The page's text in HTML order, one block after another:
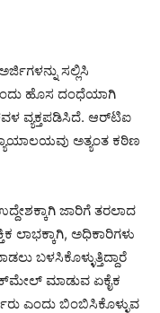
ಸಲ್ಲಿಸಿ
ಹೊಸ ದಂಧೆಯಾಗಿ
ವ್ಯಕ್ತಪಡಿಸಿದೆ. ಆರ್‌ಟಿಐ
ಅತ್ಯಂತ ಕಠಿಣ
ಜಾರಿಗೆ ತರಲಾದ
ಲಾಭಕ್ಕಾಗಿ, ಅಧಿಕಾರಿಗಳು
ಬಳಸಿಕೊಳ್ಳುತ್ತಿದ್ದಾರೆ
ಮಾಡುವ ಏಕೈಕ
ಎಂದು ಬಿಂಬಿಸಿಕೊಳ್ಳುವ